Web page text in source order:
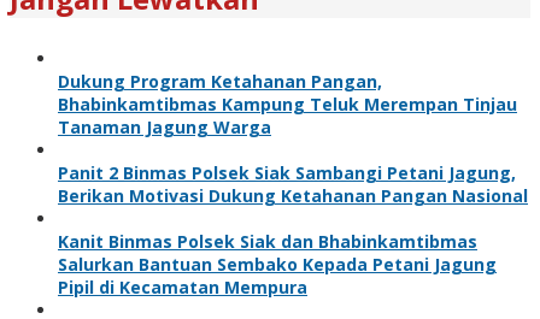
Dukung Program Ketahanan Pangan,
Bhabinkamtibmas Kampung Teluk Merempan Tinjau
Tanaman Jagung Warga
Panit 2 Binmas Polsek Siak Sambangi Petani Jagung,
Berikan Motivasi Dukung Ketahanan Pangan Nasional
Kanit Binmas Polsek Siak dan Bhabinkamtibmas
Salurkan Bantuan Sembako Kepada Petani Jagung
Pipil di Kecamatan Mempura